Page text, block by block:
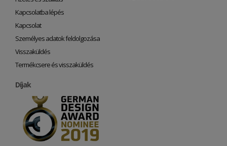
Kapcsolatba lépés
Kapcsolat
Személyes adatok feldolgozása
Visszaküldés
Termékcsere és visszaküldés
Díjak